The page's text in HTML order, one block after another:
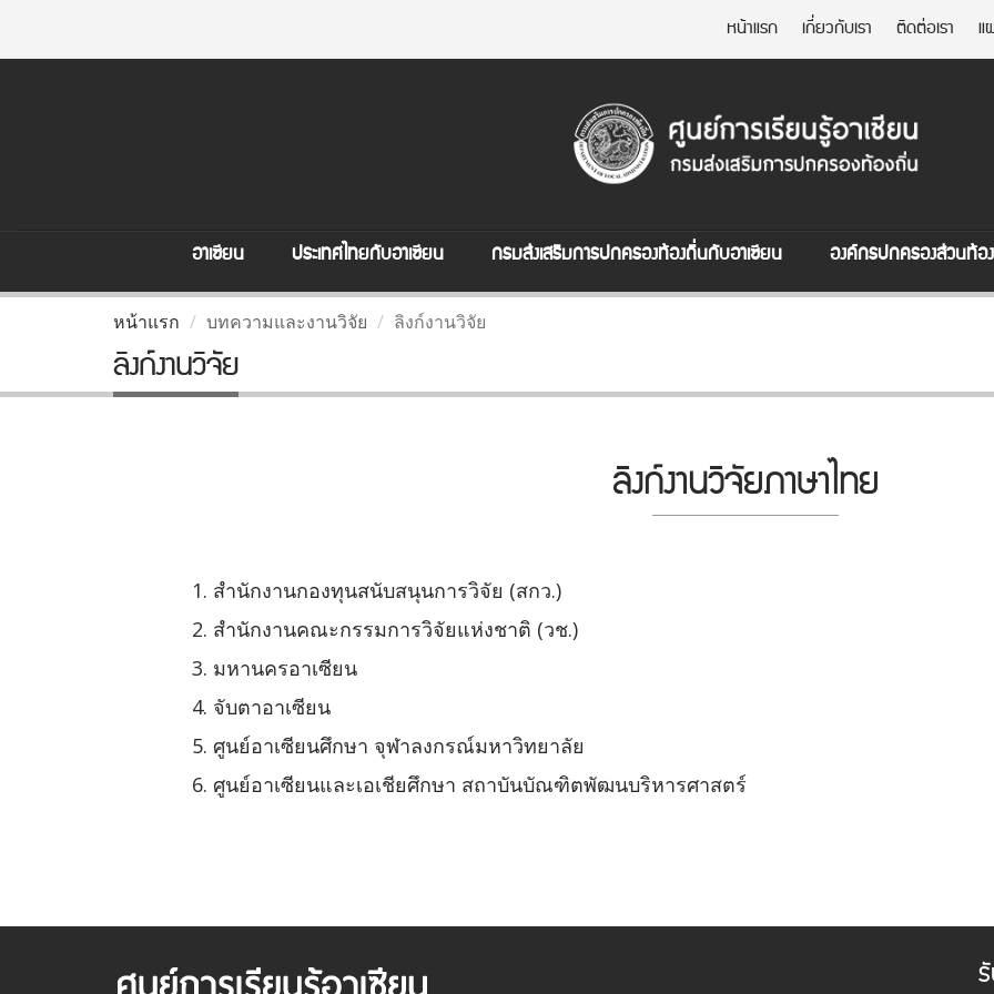
หน้าแรก เกี่ยวกับเรา ติดต่อเรา แ
อาเซียน ประเทศไทยกับอาเซียน กรมส่งเสริมการปกครองท้องถิ่นกับอาเซียน องค์กรปกครองส่วนท้อ
หน้าแรก บทความและงานวิจัย ลิงก์งานวิจัย
ลิงก์งานวิจัย
ลิงก์งานวิจัยภาษาไทย
สำนักงานกองทุนสนับสนุนการวิจัย (สกว.)
สำนักงานคณะกรรมการวิจัยแห่งชาติ (วช.)
มหานครอาเซียน
จับตาอาเซียน
ศูนย์อาเซียนศึกษา จุฬาลงกรณ์มหาวิทยาลัย
ศูนย์อาเซียนและเอเชียศึกษา สถาบันบัณฑิตพัฒนบริหารศาสตร์